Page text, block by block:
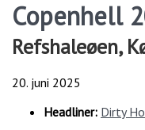
Copenhell
Refshaleøen,
20. juni 2025
Headliner: Dirty